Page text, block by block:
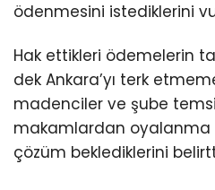
ödenmesini istediklerini
Hak ettikleri ödemelerin
dek Ankara’yı terk
madenciler ve şube
makamlardan oyalanma
çözüm beklediklerini